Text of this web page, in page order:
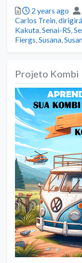
Posted
2 years ago
Carlos Trein,dirigirá
Kakuta,Senai-RS,
Fiergs,Susana,
Projeto Kombi